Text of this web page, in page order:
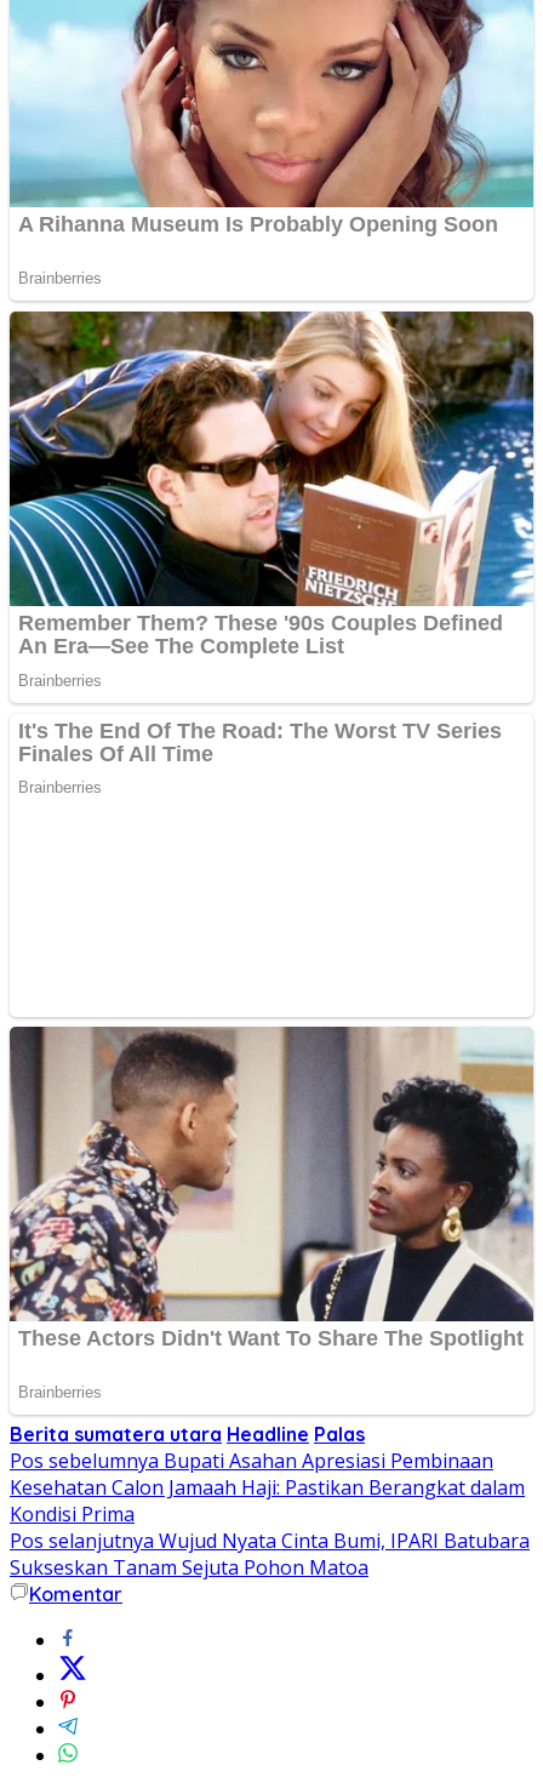
Berita sumatera utara Headline Palas
Navigasi
pos
Pos sebelumnya Bupati Asahan Apresiasi Pembinaan
Kesehatan Calon Jamaah Haji: Pastikan Berangkat dalam
Kondisi Prima
Pos selanjutnya Wujud Nyata Cinta Bumi, IPARI Batubara
Sukseskan Tanam Sejuta Pohon Matoa
Komentar